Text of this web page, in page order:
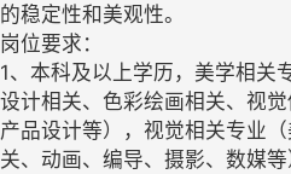
的稳定性和美观性。
岗位要求：
1、本科及以上学历，美学相关
设计相关、色彩绘画相关、视觉
产品设计等），视觉相关专业
关、动画、编导、摄影、数媒等